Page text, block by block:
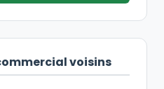
voisins